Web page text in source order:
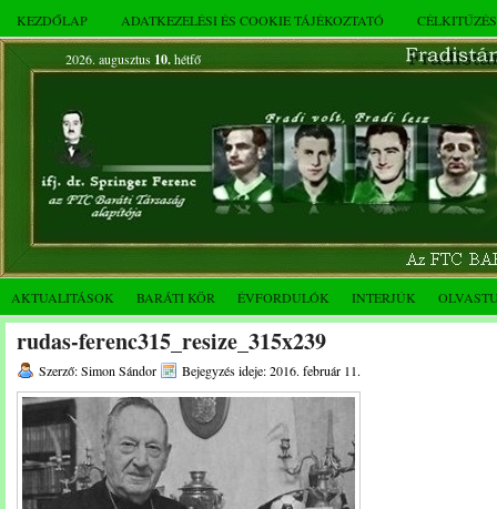
KEZDŐLAP ADATKEZELÉSI ÉS COOKIE TÁJÉKOZTATÓ
2026. augusztus 10.hétfő
AKTUALITÁSOK BARÁTI KÖR ÉVFORDULÓK INTERJÚK
rudas-ferenc315_resize_315x239
Szerző: Simon Sándor Bejegyzés ideje: 2016. február 11.